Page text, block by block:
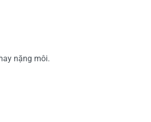
nặng môi.